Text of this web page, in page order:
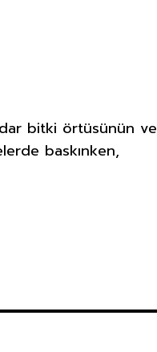
bitki örtüsünün ve
baskınken,